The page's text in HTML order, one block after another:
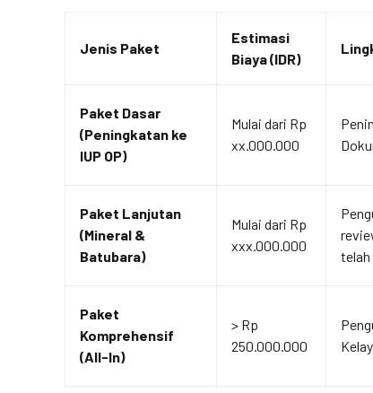
Jenis Paket
Estimasi
Biaya (IDR)
Paket Dasar
(Peningkatan ke
IUP OP)
Mulai dari Rp
xx.000.000
Paket Lanjutan
(Mineral &
Batubara)
Mulai dari Rp
xxx.000.000
Paket
Komprehensif
(All-In)
> Rp
250.000.000